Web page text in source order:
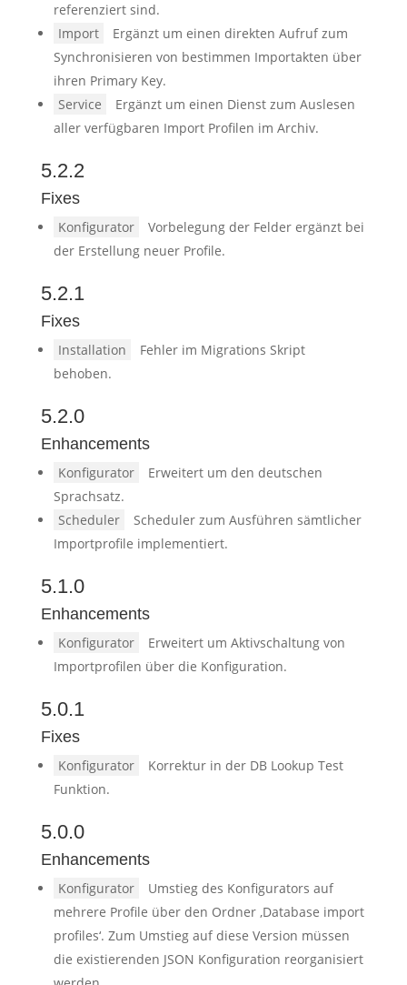
referenziert sind.
Import
Ergänzt um einen direkten Aufruf zum
Synchronisieren von bestimmen Importakten über
ihren Primary Key.
Service
Ergänzt um einen Dienst zum Auslesen
aller verfügbaren Import Profilen im Archiv.
5.2.2
Fixes
Konfigurator
Vorbelegung der Felder ergänzt bei
der Erstellung neuer Profile.
5.2.1
Fixes
Installation
Fehler im Migrations Skript
behoben.
5.2.0
Enhancements
Konfigurator
Erweitert um den deutschen
Sprachsatz.
Scheduler
Scheduler zum Ausführen sämtlicher
Importprofile implementiert.
5.1.0
Enhancements
Konfigurator
Erweitert um Aktivschaltung von
Importprofilen über die Konfiguration.
5.0.1
Fixes
Konfigurator
Korrektur in der DB Lookup Test
Funktion.
5.0.0
Enhancements
Konfigurator
Umstieg des Konfigurators auf
mehrere Profile über den Ordner ‚Database import
profiles‘. Zum Umstieg auf diese Version müssen
die existierenden JSON Konfiguration reorganisiert